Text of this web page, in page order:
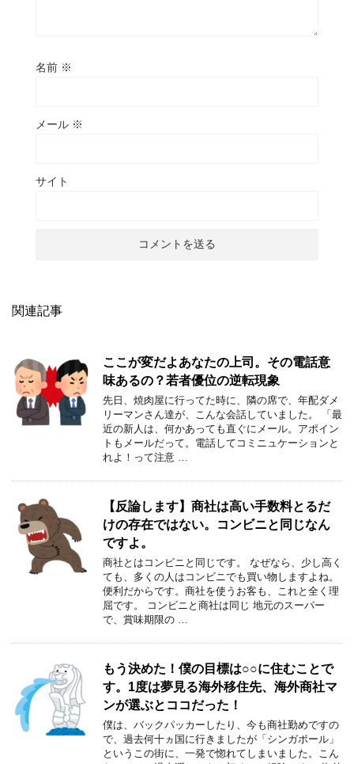
名前 ※
メール ※
サイト
関連記事
ここが変だよあなたの上司。その電話意
味あるの？若者優位の逆転現象
先日、焼肉屋に行ってた時に、隣の席で、年配ダメ
リーマンさん達が、こんな会話していました。 「最
近の新人は、何かあっても直ぐにメール。アポイン
トもメールだって。電話してコミニュケーションと
れよ！って注意 …
【反論します】商社は高い手数料とるだ
けの存在ではない。コンビニと同じなん
ですよ。
商社とはコンビニと同じです。 なぜなら、少し高く
ても、多くの人はコンビニでも買い物しますよね。
便利だからです。商社を使うお客も、これと全く理
屈です。 コンビニと商社は同じ 地元のスーパー
で、賞味期限の …
もう決めた！僕の目標は○○に住むことで
す。1度は夢見る海外移住先、海外商社マ
ンが選ぶとココだった！
僕は、バックパッカーしたり、今も商社勤めですの
で、過去何十ヵ国に行きましたが「シンガポール」
というこの街に、一発で惚れてしまいました。こん